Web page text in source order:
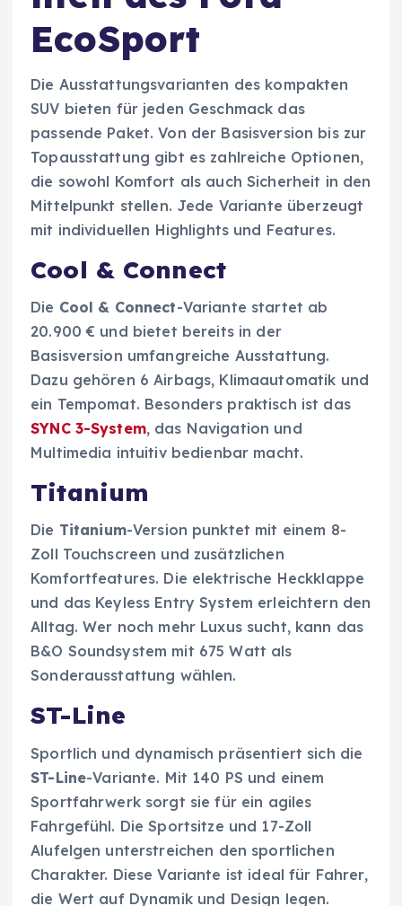
EcoSport
Die Ausstattungsvarianten des kompakten
SUV bieten für jeden Geschmack das
passende Paket. Von der Basisversion bis zur
Topausstattung gibt es zahlreiche Optionen,
die sowohl Komfort als auch Sicherheit in den
Mittelpunkt stellen. Jede Variante überzeugt
mit individuellen Highlights und Features.
Cool & Connect
Die Cool & Connect-Variante startet ab
20.900 € und bietet bereits in der
Basisversion umfangreiche Ausstattung.
Dazu gehören 6 Airbags, Klimaautomatik und
ein Tempomat. Besonders praktisch ist das
SYNC 3-System, das Navigation und
Multimedia intuitiv bedienbar macht.
Titanium
Die Titanium-Version punktet mit einem 8-
Zoll Touchscreen und zusätzlichen
Komfortfeatures. Die elektrische Heckklappe
und das Keyless Entry System erleichtern den
Alltag. Wer noch mehr Luxus sucht, kann das
B&O Soundsystem mit 675 Watt als
Sonderausstattung wählen.
ST-Line
Sportlich und dynamisch präsentiert sich die
ST-Line-Variante. Mit 140 PS und einem
Sportfahrwerk sorgt sie für ein agiles
Fahrgefühl. Die Sportsitze und 17-Zoll
Alufelgen unterstreichen den sportlichen
Charakter. Diese Variante ist ideal für Fahrer,
die Wert auf Dynamik und Design legen.